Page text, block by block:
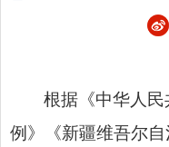
根据《中华人
例》《新疆维吾尔